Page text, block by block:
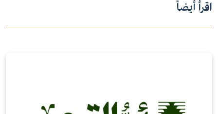
اقرأ أيضاً